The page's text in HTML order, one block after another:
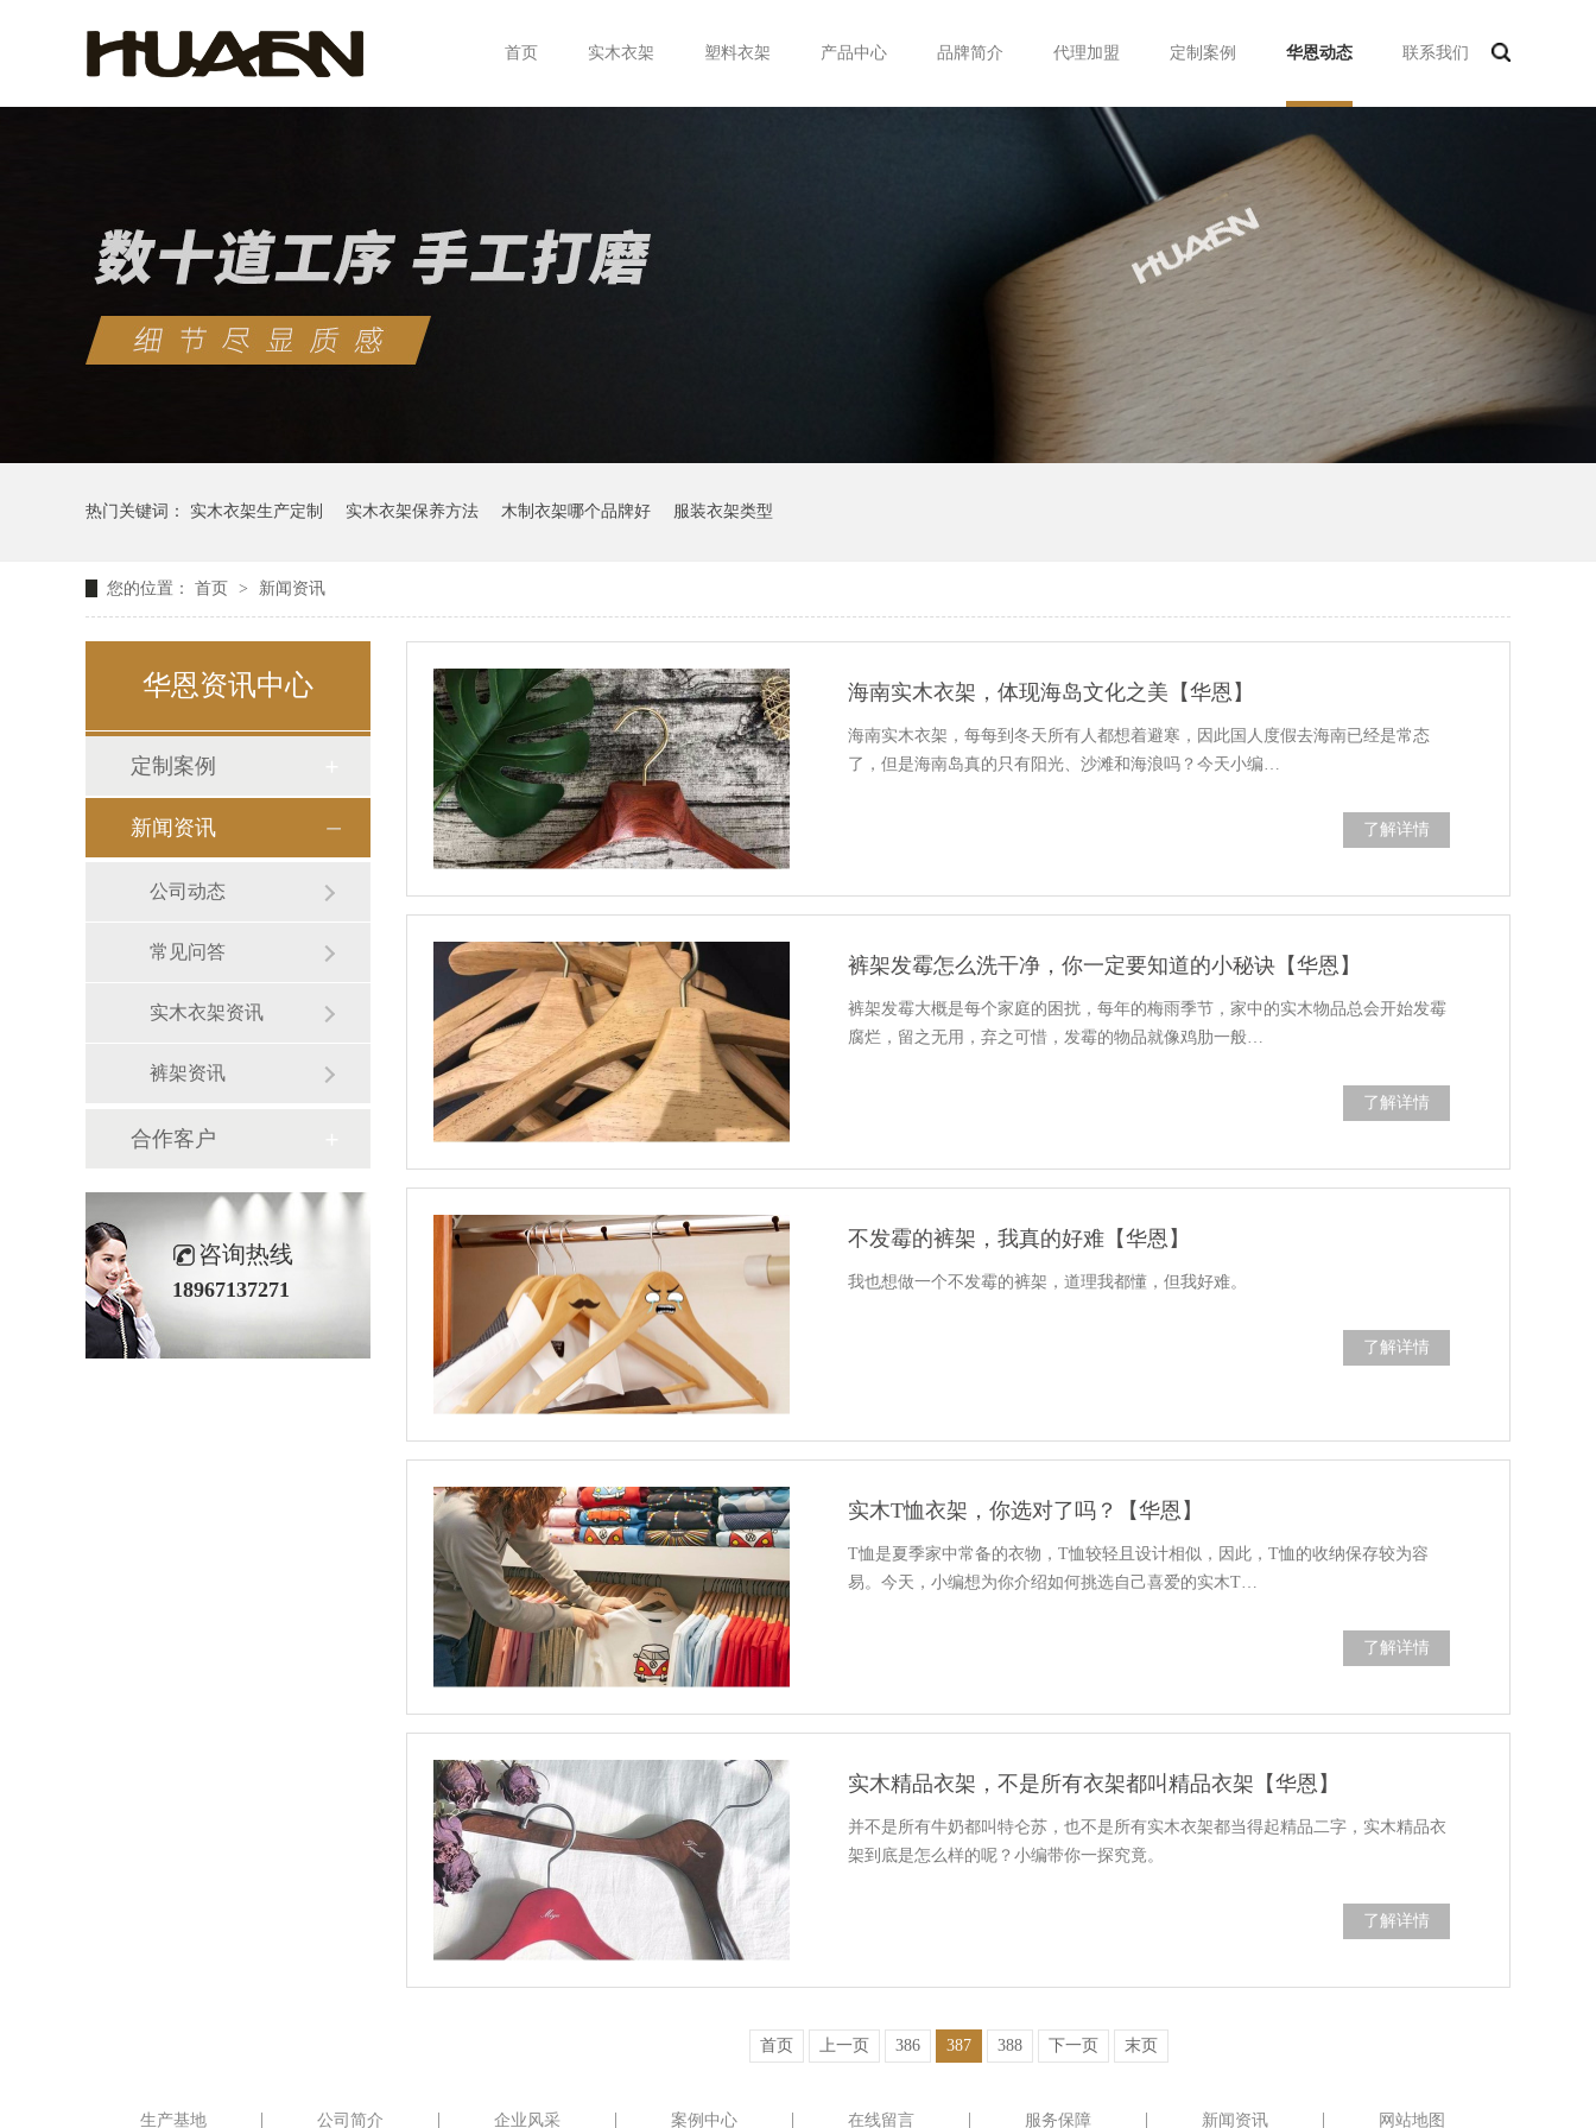
首页 实木衣架 塑料衣架 产品中心 品牌简介 代理加盟 定制案例 华恩动态 联系我们
热门关键词： 实木衣架生产定制 实木衣架保养方法 木制衣架哪个品牌好 服装衣架类型
您的位置： 首页 > 新闻资讯
华恩资讯中心
定制案例
新闻资讯
公司动态
常见问答
实木衣架资讯
裤架资讯
合作客户
咨询热线
18967137271
海南实木衣架，体现海岛文化之美【华恩】
海南实木衣架，每每到冬天所有人都想着避寒，因此国人度假去海南已经是常态
了，但是海南岛真的只有阳光、沙滩和海浪吗？今天小编…
了解详情
裤架发霉怎么洗干净，你一定要知道的小秘诀【华恩】
裤架发霉大概是每个家庭的困扰，每年的梅雨季节，家中的实木物品总会开始发霉
腐烂，留之无用，弃之可惜，发霉的物品就像鸡肋一般…
了解详情
不发霉的裤架，我真的好难【华恩】
我也想做一个不发霉的裤架，道理我都懂，但我好难。
了解详情
实木T恤衣架，你选对了吗？【华恩】
T恤是夏季家中常备的衣物，T恤较轻且设计相似，因此，T恤的收纳保存较为容
易。今天，小编想为你介绍如何挑选自己喜爱的实木T…
了解详情
实木精品衣架，不是所有衣架都叫精品衣架【华恩】
并不是所有牛奶都叫特仑苏，也不是所有实木衣架都当得起精品二字，实木精品衣
架到底是怎么样的呢？小编带你一探究竟。
了解详情
首页 上一页 386 387 388 下一页 末页
生产基地 公司简介 企业风采 案例中心 在线留言 服务保障 新闻资讯 网站地图